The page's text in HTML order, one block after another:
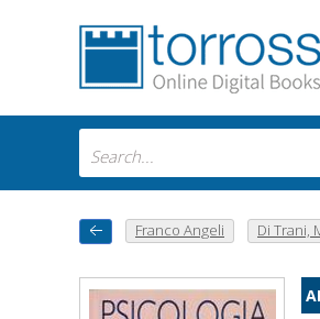
Franco Angeli Di Trani,